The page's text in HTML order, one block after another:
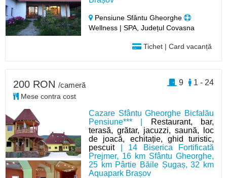
Pensiune Sfântu Gheorghe
Wellness | SPA, Județul Covasna
Tichet | Card vacanță
Cazare Sfântu Gheorghe Bicfalău
Pensiune*** |
Restaurant, bar,
terasă, grătar, jacuzzi, saună, loc
de joacă, echitație, ghid turistic,
pescuit| 14 Biserica Fortificată
Prejmer, 16 km Sfântu Gheorghe,
25 km Pârtie Băile Șugaș, 32 km
Aquapark Brașov
200 RON /cameră
Mese contra cost
1 - 24
9